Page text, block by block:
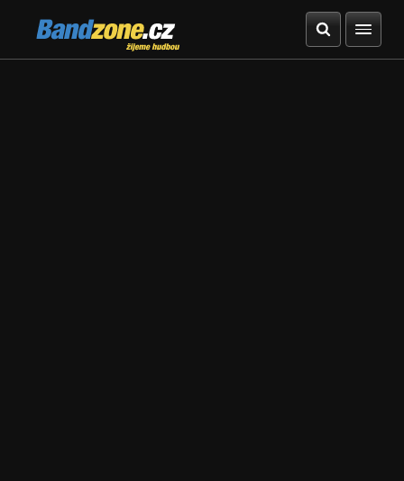
Bandzone.cz
žijeme hudbou